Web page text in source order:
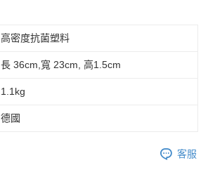
高密度抗菌塑料
長 36cm,寬 23cm, 高1.5cm
1.1kg
德國
客服